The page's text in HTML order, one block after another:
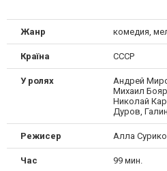
Жанр комедия,
Країна СССР
У ролях
Андрей
Михаил
Николай
Дуров,
Режисер Алла
Час 99 мин.